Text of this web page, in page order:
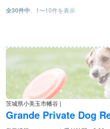
全30件中 、1〜10件を表示
茨城県小美玉市幡谷 |
Grande Private Dog